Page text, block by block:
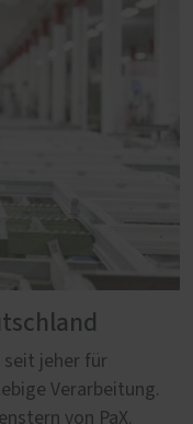
seit jeher für
Verarbeitung.
von PaX.